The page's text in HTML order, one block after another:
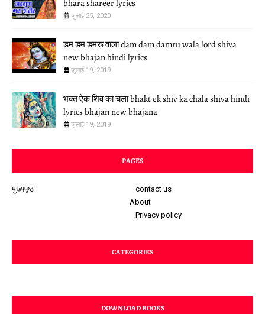
bhara shareer lyrics
जुलाई 25, 2020
डम डम डमरू वाला dam dam damru wala lord shiva
new bhajan hindi lyrics
जुलाई 19, 2019
भक्त ऐक शिव का चला bhakt ek shiv ka chala shiva hindi
lyrics bhajan new bhajana
जुलाई 19, 2019
PAGES
मुख्यपृष्ठ
contact us
About
Privacy policy
CATEGORIES
DOWNLOAD BOOKS